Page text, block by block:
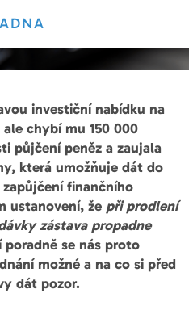
investiční nabídku na
chybí mu 150 000
půjčení peněz a zaujala
která umožňuje dát do
finančního
ustanovení, že při prodlení
zástava propadne
poradně se nás proto
možné a na co si před
dát pozor.